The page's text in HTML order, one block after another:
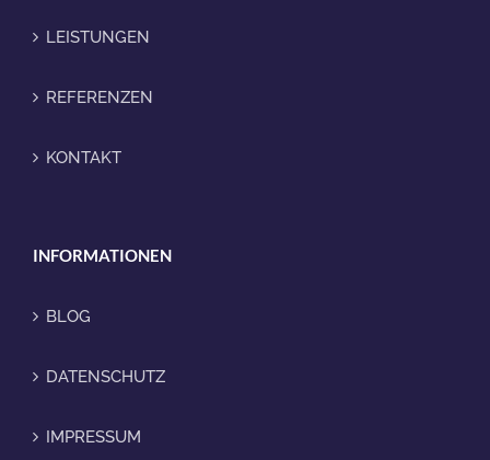
LEISTUNGEN
REFERENZEN
KONTAKT
INFORMATIONEN
BLOG
DATENSCHUTZ
IMPRESSUM